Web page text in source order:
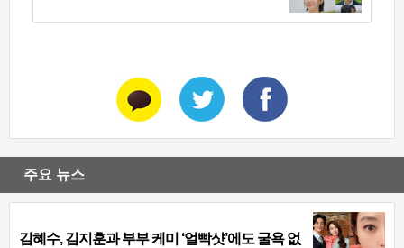
주요 뉴스
김혜수, 김지훈과 부부 케미 ‘얼빡샷’에도 굴욕 없